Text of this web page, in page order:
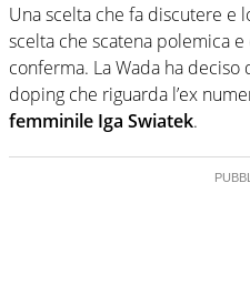
Una scelta che fa discutere e
scelta che scatena polemica
conferma. La Wada ha
doping che riguarda l’ex
femminile Iga Swiatek.